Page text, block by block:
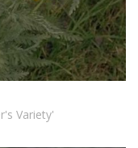
Variety'